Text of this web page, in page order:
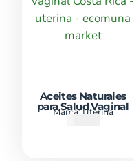
Aceites Naturales
para Salud Vaginal
Marca:Uterina